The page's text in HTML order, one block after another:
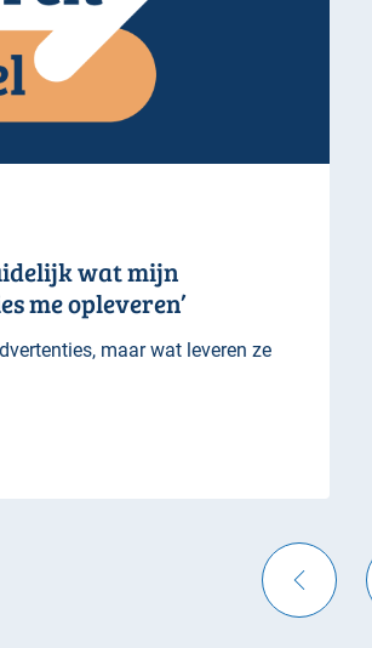
wat mijn
me opleveren’
maar wat leveren ze